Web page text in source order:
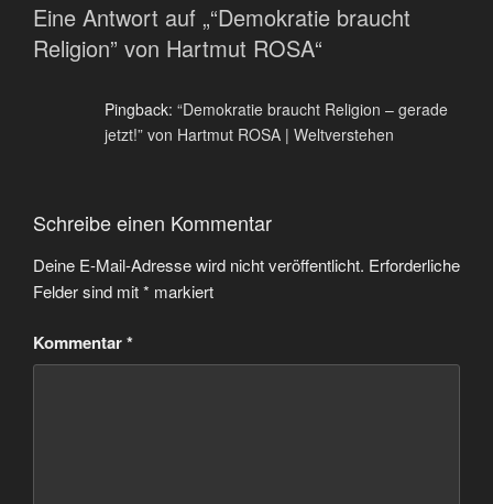
Eine Antwort auf „“Demokratie braucht
Religion” von Hartmut ROSA“
Pingback: “Demokratie braucht Religion – gerade
jetzt!” von Hartmut ROSA | Weltverstehen
Schreibe einen Kommentar
Deine E-Mail-Adresse wird nicht veröffentlicht. Erforderliche
Felder sind mit* markiert
Kommentar*